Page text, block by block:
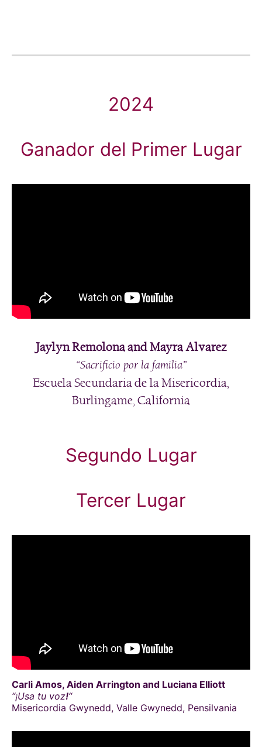
2024
Ganador del Primer Lugar
Jaylyn Remolona and Mayra Alvarez
“Sacrificio por la familia”
Escuela Secundaria de la Misericordia,
Burlingame, California
Segundo Lugar
Tercer Lugar
Carli Amos, Aiden Arrington and Luciana Elliott
“¡Usa tu voz!“
Misericordia Gwynedd, Valle Gwynedd, Pensilvania